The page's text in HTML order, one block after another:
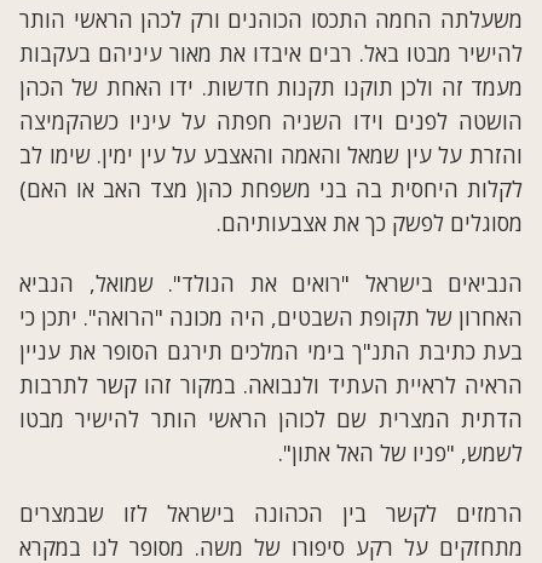
משעלתה החמה התכסו הכוהנים ורק לכהן הראשי הותר
להישיר מבטו באל. רבים איבדו את מאור עיניהם בעקבות
מעמד זה ולכן תוקנו תקנות חדשות. ידו האחת של הכהן
הושטה לפנים וידו השניה חפתה על עיניו כשהקמיצה
והזרת על עין שמאל והאמה והאצבע על עין ימין. שימו לב
לקלות היחסית בה בני משפחת כהן( מצד האב או האם)
מסוגלים לפשק כך את אצבעותיהם.
הנביאים בישראל "רואים את הנולד". שמואל, הנביא
האחרון של תקופת השבטים, היה מכונה "הרואה". יתכן כי
בעת כתיבת התנ"ך בימי המלכים תירגם הסופר את עניין
הראיה לראיית העתיד ולנבואה. במקור זהו קשר לתרבות
הדתית המצרית שם לכוהן הראשי הותר להישיר מבטו
לשמש, "פניו של האל אתון".
הרמזים לקשר בין הכהונה בישראל לזו שבמצרים
מתחזקים על רקע סיפורו של משה. מסופר לנו במקרא